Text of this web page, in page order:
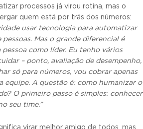
processos já virou rotina, mas o
quem está por trás dos números:
usar tecnologia para automatizar
Mas o grande diferencial é
como líder. Eu tenho vários
– ponto, avaliação de desempenho,
só para números, vou cobrar apenas
equipe. A questão é: como humanizar o
O primeiro passo é simples: conhecer
seu time.”
virar melhor amigo de todos, mas